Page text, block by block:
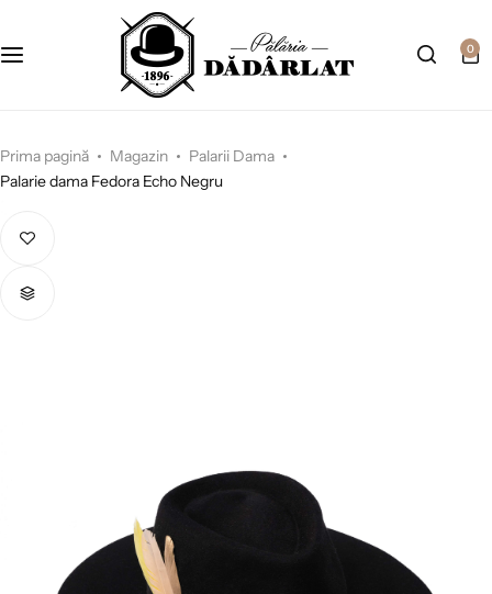
0
Prima pagină Magazin
Palarii Dama
Palarie dama Fedora Echo Negru